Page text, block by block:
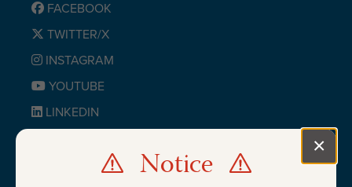
Notice ×
FACEBOOK
TWITTER/X
INSTAGRAM
YOUTUBE
LINKEDIN